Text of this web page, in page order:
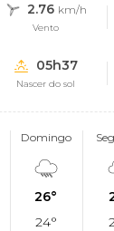
2.76 km/h
Vento
05h37
Nascer do sol
Domingo
26°
24°